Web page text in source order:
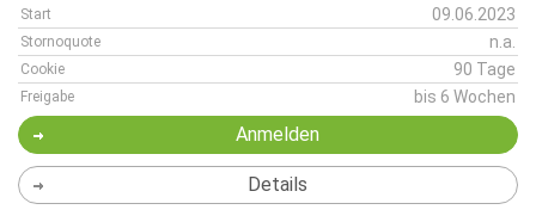
Start 09.06.2023
Stornoquote n.a.
Cookie 90 Tage
Freigabe bis 6 Wochen
Anmelden
Details